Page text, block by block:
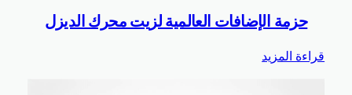
حزمة الإضافات العالمية لزيت محرك الديزل
المزيد